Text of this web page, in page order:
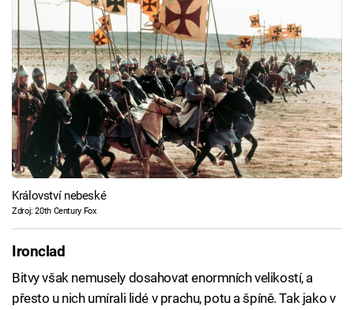
Království nebeské
Zdroj: 20th Century Fox
Ironclad
Bitvy však nemusely dosahovat enormních velikostí, a
přesto u nich umírali lidé v prachu, potu a špíně. Tak jako v